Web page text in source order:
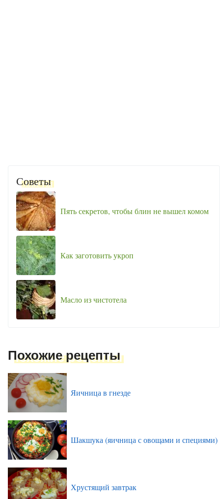
Советы
Пять секретов, чтобы блин не вышел комом
Как заготовить укроп
Масло из чистотела
Похожие рецепты
Яичница в гнезде
Шакшука (яичница с овощами и специями)
Хрустящий завтрак